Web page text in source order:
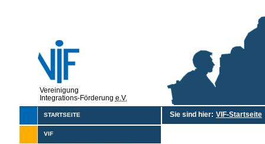
Vereinigung
Integrations-Förderung e.V.
STARTSEITE
VIF
Sie sind hier: VIF-Startseite